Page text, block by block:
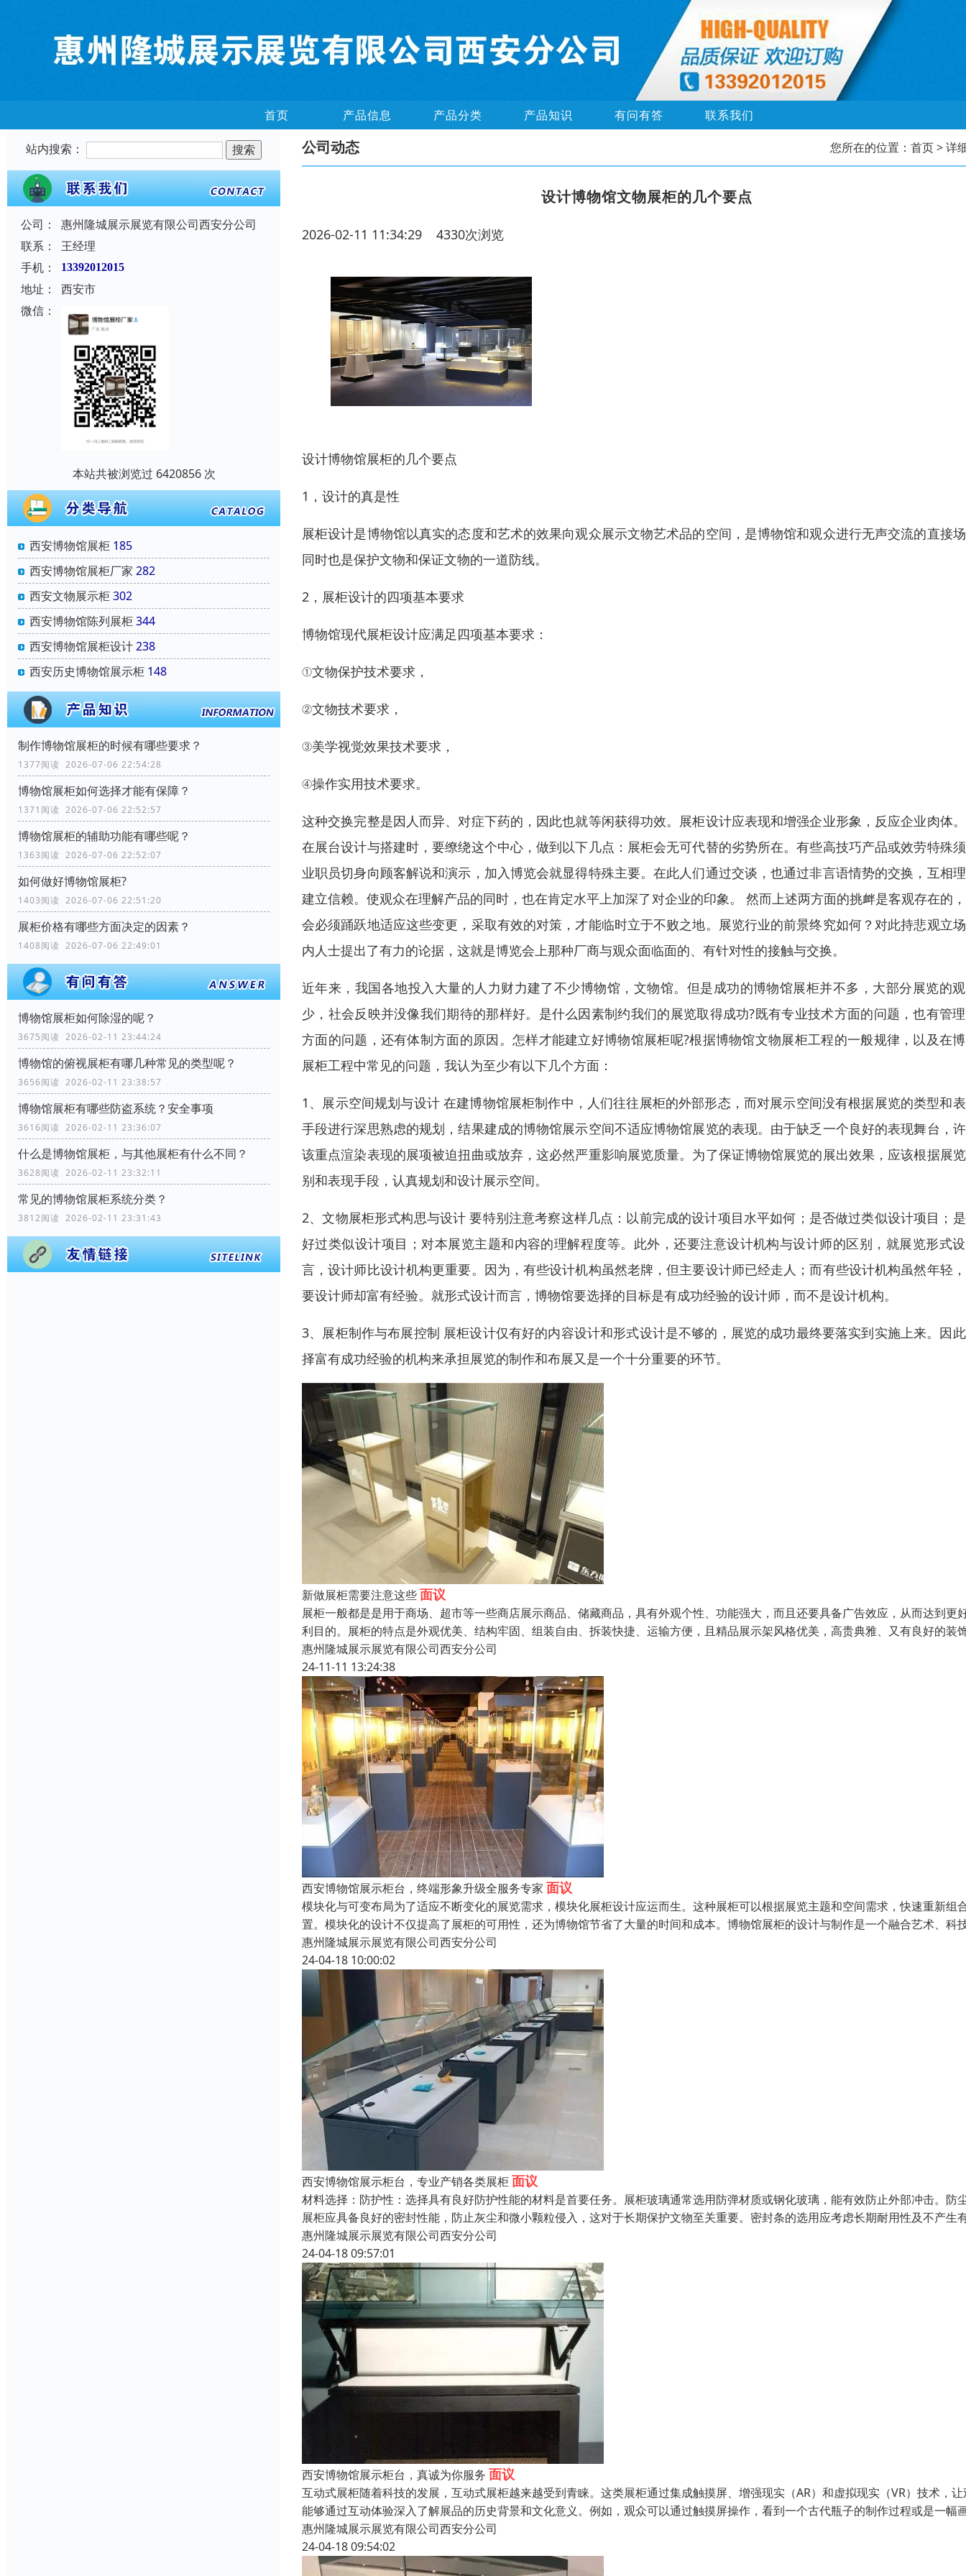
首页 产品信息 产品分类 产品知识 有问有答 联系我们
站内搜索：
公司：
惠州隆城展示展览有限公司西安分公司
联系：
王经理
手机：
13392012015
地址：
西安市
微信：
本站共被浏览过 6420856 次
西安博物馆展柜 185
西安博物馆展柜厂家 282
西安文物展示柜302
西安博物馆陈列展柜344
西安博物馆展柜设计238
西安历史博物馆展示柜 148
制作博物馆展柜的时候有哪些要求？
1377阅读 2026-07-06 22:54:28
博物馆展柜如何选择才能有保障？
1371阅读 2026-07-06 22:52:57
博物馆展柜的辅助功能有哪些呢？
1363阅读 2026-07-06 22:52:07
如何做好博物馆展柜?
1403阅读 2026-07-06 22:51:20
展柜价格有哪些方面决定的因素？
1408阅读 2026-07-06 22:49:01
博物馆展柜如何除湿的呢？
3675阅读 2026-02-11 23:44:24
博物馆的俯视展柜有哪几种常见的类型呢？
3656阅读 2026-02-11 23:38:57
博物馆展柜有哪些防盗系统？安全事项
3616阅读 2026-02-11 23:36:07
什么是博物馆展柜，与其他展柜有什么不同？
3628阅读 2026-02-11 23:32:11
常见的博物馆展柜系统分类？
3812阅读 2026-02-11 23:31:43
公司动态 您所在的位置： 首页> 详
设计博物馆文物展柜的几个要点
2026-02-11 11:34:29 4330次浏览
设计博物馆展柜的几个要点
1，设计的真是性
展柜设计是博物馆以真实的态度和艺术的效果向观众展示文物艺术品的空间，是博物馆和观众进行无声交流的直接
同时也是保护文物和保证文物的一道防线。
2，展柜设计的四项基本要求
博物馆现代展柜设计应满足四项基本要求：
①文物保护技术要求，
②文物技术要求，
③美学视觉效果技术要求，
④操作实用技术要求。
这种交换完整是因人而异、对症下药的，因此也就等闲获得功效。展柜设计应表现和增强企业形象，反应企业肉体
在展台设计与搭建时，要缭绕这个中心，做到以下几点：展柜会无可代替的劣势所在。有些高技巧产品或效劳特殊
业职员切身向顾客解说和演示，加入博览会就显得特殊主要。在此人们通过交谈，也通过非言语情势的交换，互相
建立信赖。使观众在理解产品的同时，也在肯定水平上加深了对企业的印象。 然而上述两方面的挑衅是客观存在的
会必须踊跃地适应这些变更，采取有效的对策，才能临时立于不败之地。展览行业的前景终究如何？对此持悲观立
内人士提出了有力的论据，这就是博览会上那种厂商与观众面临面的、有针对性的接触与交换。
近年来，我国各地投入大量的人力财力建了不少博物馆，文物馆。但是成功的博物馆展柜并不多，大部分展览的
少，社会反映并没像我们期待的那样好。是什么因素制约我们的展览取得成功?既有专业技术方面的问题，也有管
方面的问题，还有体制方面的原因。怎样才能建立好博物馆展柜呢?根据博物馆文物展柜工程的一般规律，以及在
展柜工程中常见的问题，我认为至少有以下几个方面：
1、展示空间规划与设计 在建博物馆展柜制作中，人们往往展柜的外部形态，而对展示空间没有根据展览的类型和
手段进行深思熟虑的规划，结果建成的博物馆展示空间不适应博物馆展览的表现。由于缺乏一个良好的表现舞台，
该重点渲染表现的展项被迫扭曲或放弃，这必然严重影响展览质量。为了保证博物馆展览的展出效果，应该根据展
别和表现手段，认真规划和设计展示空间。
2、文物展柜形式构思与设计 要特别注意考察这样几点：以前完成的设计项目水平如何；是否做过类似设计项目；
好过类似设计项目；对本展览主题和内容的理解程度等。此外，还要注意设计机构与设计师的区别，就展览形式
言，设计师比设计机构更重要。因为，有些设计机构虽然老牌，但主要设计师已经走人；而有些设计机构虽然年轻
要设计师却富有经验。就形式设计而言，博物馆要选择的目标是有成功经验的设计师，而不是设计机构。
3、展柜制作与布展控制 展柜设计仅有好的内容设计和形式设计是不够的，展览的成功最终要落实到实施上来。因
择富有成功经验的机构来承担展览的制作和布展又是一个十分重要的环节。
新做展柜需要注意这些面议
展柜一般都是是用于商场、超市等一些商店展示商品、储藏商品，具有外观个性、功能强大，而且还要具备广告效应，从而达到更
利目的。展柜的特点是外观优美、结构牢固、组装自由、拆装快捷、运输方便，且精品展示架风格优美，高贵典雅、又有良好的装
惠州隆城展示展览有限公司西安分公司
24-11-11 13:24:38
西安博物馆展示柜台，终端形象升级全服务专家 面议
模块化与可变布局为了适应不断变化的展览需求，模块化展柜设计应运而生。这种展柜可以根据展览主题和空间需求，快速重新组
置。模块化的设计不仅提高了展柜的可用性，还为博物馆节省了大量的时间和成本。博物馆展柜的设计与制作是一个融合艺术、科
惠州隆城展示展览有限公司西安分公司
24-04-18 10:00:02
西安博物馆展示柜台，专业产销各类展柜面议
材料选择：防护性：选择具有良好防护性能的材料是首要任务。展柜玻璃通常选用防弹材质或钢化玻璃，能有效防止外部冲击。防
展柜应具备良好的密封性能，防止灰尘和微小颗粒侵入，这对于长期保护文物至关重要。密封条的选用应考虑长期耐用性及不产生
惠州隆城展示展览有限公司西安分公司
24-04-18 09:57:01
西安博物馆展示柜台，真诚为你服务 面议
互动式展柜随着科技的发展，互动式展柜越来越受到青睐。这类展柜通过集成触摸屏、增强现实（AR）和虚拟现实（VR）技术，
能够通过互动体验深入了解展品的历史背景和文化意义。例如，观众可以通过触摸屏操作，看到一个古代瓶子的制作过程或是一幅
惠州隆城展示展览有限公司西安分公司
24-04-18 09:54:02